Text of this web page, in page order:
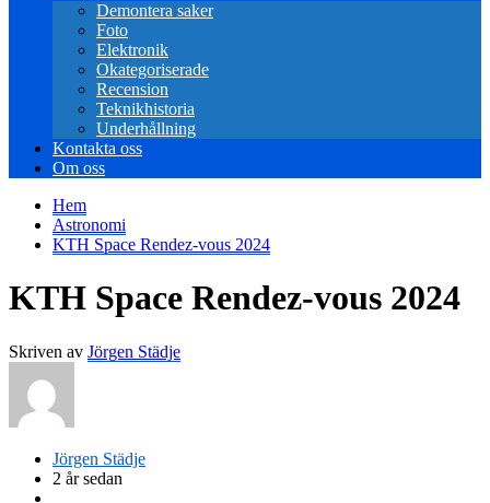
Demontera saker
Foto
Elektronik
Okategoriserade
Recension
Teknikhistoria
Underhållning
Kontakta oss
Om oss
Hem
Astronomi
KTH Space Rendez-vous 2024
KTH Space Rendez-vous 2024
Skriven av Jörgen Städje
Jörgen Städje
2 år sedan